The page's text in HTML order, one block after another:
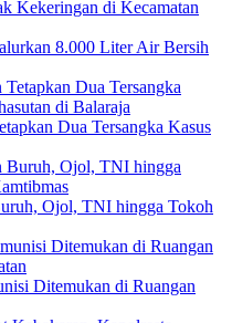
8.000 Liter Air Bersih
Dua Tersangka Kasus
Ojol, TNI hingga Tokoh
Ditemukan di Ruangan